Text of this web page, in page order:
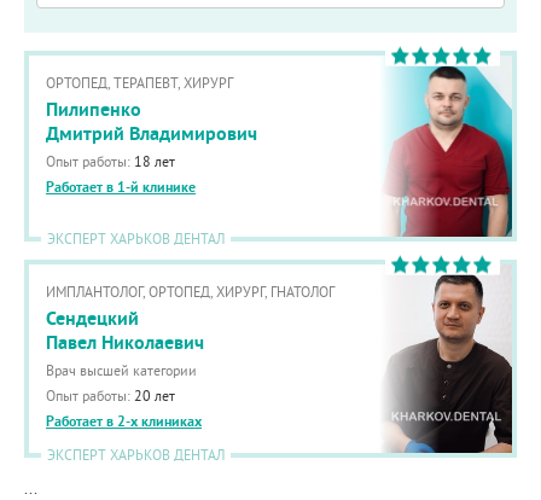
ОРТОПЕД, ТЕРАПЕВТ, ХИРУРГ
Пилипенко
Дмитрий Владимирович
Опыт работы: 18 лет
Работает в 1-й клинике
ЭКСПЕРТ ХАРЬКОВ ДЕНТАЛ
ИМПЛАНТОЛОГ, ОРТОПЕД, ХИРУРГ, ГНАТОЛОГ
Сендецкий
Павел Николаевич
Врач высшей категории
Опыт работы: 20 лет
Работает в 2-х клиниках
ЭКСПЕРТ ХАРЬКОВ ДЕНТАЛ
...